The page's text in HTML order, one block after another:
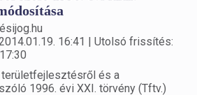
16:41 | Utolsó frissítés:
és a
1996. évi XXI. törvény (Tftv.)